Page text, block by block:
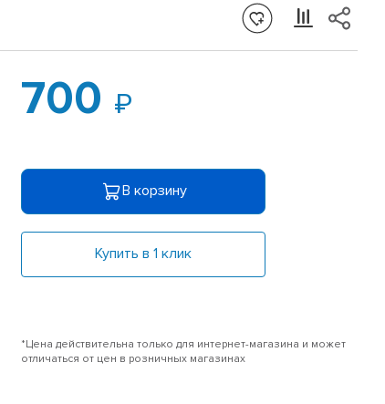
700
В корзину
Купить в 1 клик
*Цена действительна только для интернет-магазина и может
отличаться от цен в розничных магазинах